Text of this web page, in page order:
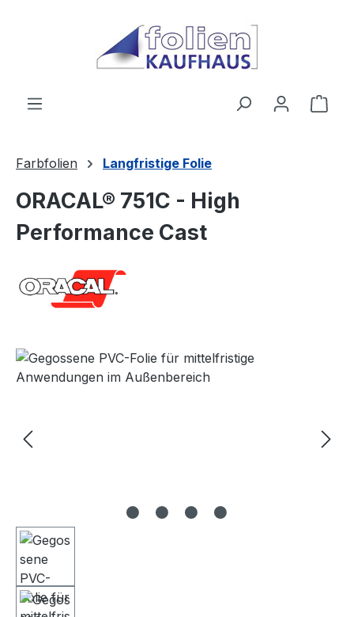
Farbfolien Langfristige Folie
ORACAL® 751C - High
Performance Cast
Bildergalerie überspringen